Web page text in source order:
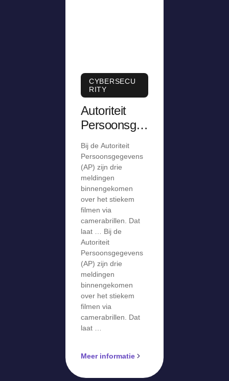
CYBERSECU
RITY
Autoriteit
Persoonsge
meldingen
over stiekem
filmen via
camerabril
Bij de Autoriteit
Persoonsgegevens
(AP) zijn drie
meldingen
binnengekomen
over het stiekem
filmen via
camerabrillen. Dat
laat … Bij de
Autoriteit
Persoonsgegevens
(AP) zijn drie
meldingen
binnengekomen
over het stiekem
filmen via
camerabrillen. Dat
laat …
Meer informatie